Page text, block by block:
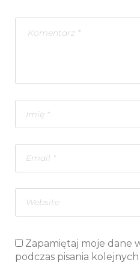
Zapamiętaj moje dane
podczas pisania